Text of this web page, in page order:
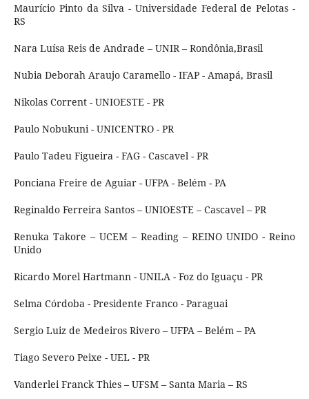
Maurício Pinto da Silva - Universidade Federal de Pelotas -
RS
Nara Luísa Reis de Andrade – UNIR – Rondônia,Brasil
Nubia Deborah Araujo Caramello - IFAP - Amapá, Brasil
Nikolas Corrent - UNIOESTE - PR
Paulo Nobukuni - UNICENTRO - PR
Paulo Tadeu Figueira - FAG - Cascavel - PR
Ponciana Freire de Aguiar - UFPA - Belém - PA
Reginaldo Ferreira Santos – UNIOESTE – Cascavel – PR
Renuka Takore – UCEM – Reading – REINO UNIDO - Reino
Unido
Ricardo Morel Hartmann - UNILA - Foz do Iguaçu - PR
Selma Córdoba - Presidente Franco - Paraguai
Sergio Luiz de Medeiros Rivero – UFPA – Belém – PA
Tiago Severo Peixe - UEL - PR
Vanderlei Franck Thies – UFSM – Santa Maria – RS